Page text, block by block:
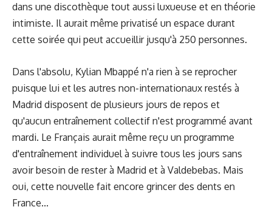
dans une discothèque tout aussi luxueuse et en théorie
intimiste. Il aurait même privatisé un espace durant
cette soirée qui peut accueillir jusqu'à 250 personnes.
Dans l'absolu, Kylian Mbappé n'a rien à se reprocher
puisque lui et les autres non-internationaux restés à
Madrid disposent de plusieurs jours de repos et
qu'aucun entraînement collectif n'est programmé avant
mardi. Le Français aurait même reçu un programme
d'entraînement individuel à suivre tous les jours sans
avoir besoin de rester à Madrid et à Valdebebas. Mais
oui, cette nouvelle fait encore grincer des dents en
France...